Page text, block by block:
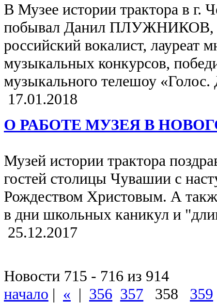
В Музее истории трактора в г.
побывал Данил ПЛУЖНИКОВ,
российский вокалист,
музыкальных конкурсов,
музыкального телешоу «Голос.
17.01.2018
О РАБОТЕ МУЗЕЯ В
Музей истории трактора
гостей столицы Чувашии с
Рождеством Христовым. А
в дни школьных каникул и
25.12.2017
Новости 715 - 716 из 914
начало | « | 356 357 358 359